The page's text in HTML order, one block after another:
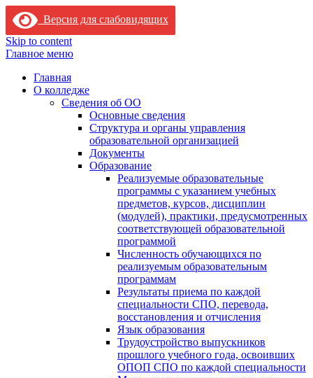
Версия для слабовидящих
Skip to content
Главное меню
Главная
О колледже
Сведения об ОО
Основные сведения
Структура и органы управления
образовательной организацией
Документы
Образование
Реализуемые образовательные
программы с указанием учебных
предметов, курсов, дисциплин
(модулей), практики, предусмотренных
соответствующей образовательной
программой
Численность обучающихся по
реализуемым образовательным
программам
Результаты приема по каждой
специальности СПО, перевода,
восстановления и отчисления
Язык образования
Трудоустройство выпускников
прошлого учебного года, освоивших
ОПОП СПО по каждой специальности